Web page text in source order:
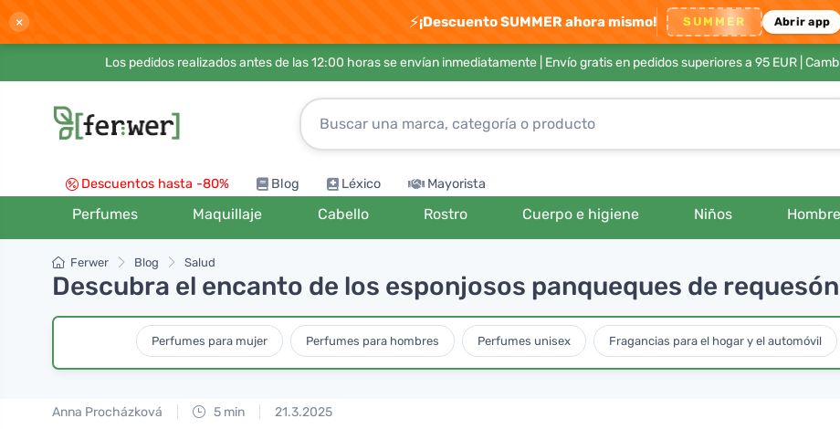
× ⚡¡Descuento SUMMER ahora mismo! SUMMER Abrir app
Los pedidos realizados antes de las 12:00 horas se envían inmediatamente | Envío gratis en pedidos superiores a 95 EUR|
Descuentos hasta -80% Blog Léxico Mayorista
Perfumes Maquillaje Cabello Rostro Cuerpo e higiene Niños Hombre
Ferwer Blog Salud
Descubra el encanto de los esponjosos panqueques de
Perfumes para mujer Perfumes para hombres Perfumes unisex Fragancias para el hogar y el automóvil
Anna Procházková 5 min 21.3.2025